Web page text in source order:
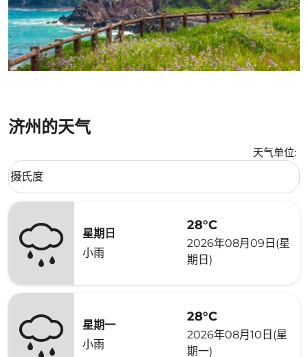
济州的天气
天气单位:
Weather unit option 摄氏度 Selected
摄氏度
keyboard_arrow_down
星期日
小雨
28°C
2026年08月09日(星
期日)
星期一
小雨
28°C
2026年08月10日(星
期一)